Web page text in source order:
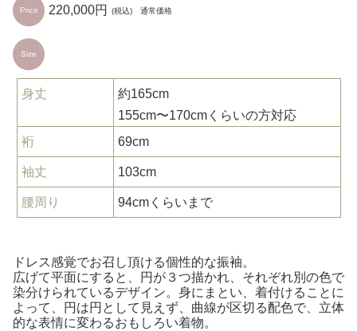
Price 220,000円 (税込) 通常価格
Size
身丈
約165cm
155cm〜170cmくらいの方対応
裄
69cm
袖丈 103cm
腰周り 94cmくらいまで
ドレス感覚でお召し頂ける個性的な振袖。
広げて平面にすると、円が３つ描かれ、それぞれ別の色で
染分けられているデザイン。身にまとい、着付けることに
よって、円は円として見えず、曲線が区切る配色で、立体
的な表情に変わるおもしろい着物。